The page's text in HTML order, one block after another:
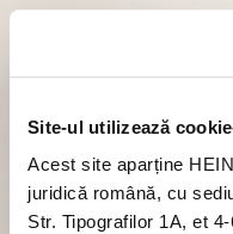
Site-ul utilizează
Acest site aparține
juridică română, cu
Str. Tipografilor 1A, et